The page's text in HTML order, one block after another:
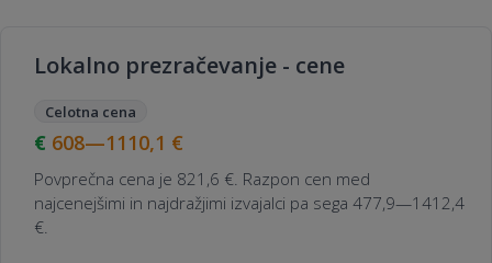
Lokalno prezračevanje - cene
Celotna cena
608—1110,1 €
Povprečna cena je 821,6 €. Razpon cen med
najcenejšimi in najdražjimi izvajalci pa sega 477,9—1412,4
€.